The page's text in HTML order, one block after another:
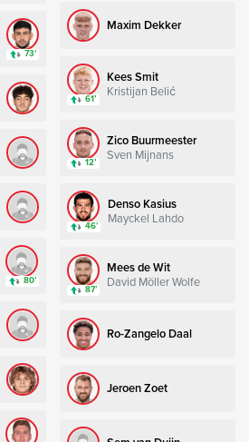
73’
80’
Maxim Dekker
Kees Smit
Kristijan Belić
61’
Zico Buurmeester
Sven Mijnans
12’
Denso Kasius
Mayckel Lahdo
46’
Mees de Wit
David Möller Wolfe
87’
Ro-Zangelo Daal
Jeroen Zoet